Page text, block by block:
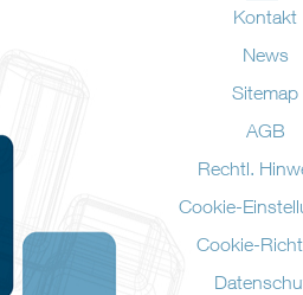
Kontakt
News
Sitemap
AGB
Rechtl.
Cookie-
Cookie-